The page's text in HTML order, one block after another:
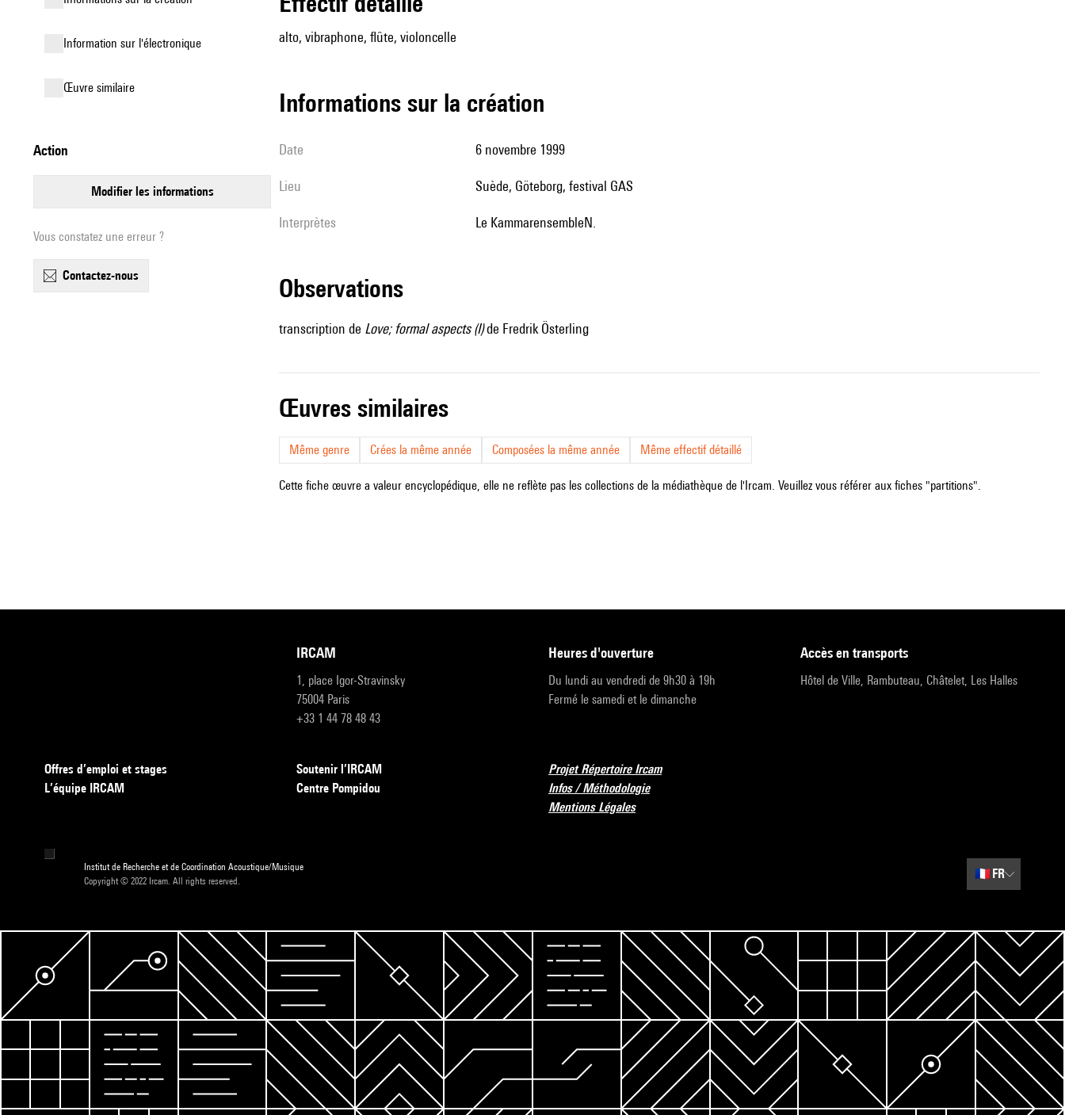
Information sur l'électronique
œuvre similaire
action
modifier les informations
Vous constatez une erreur ?
contactez-nous
alto, vibraphone, flûte, violoncelle
informations sur la création
date 6 novembre 1999
lieu Suède, Göteborg, festival GAS
interprètes le KammarensembleN.
observations
transcription de Love; formal aspects (I)de Fredrik Österling
œuvres similaires
Même genre Crées la même année Composées la même année Même effectif détaillé
Cette fiche œuvre a valeur encyclopédique, elle ne reflète pas les collections de la médiathèque de l'Ircam. Veuillez vous référer aux fiches "partitions".
IRCAM
1, place Igor-Stravinsky
75004 Paris
+33 1 44 78 48 43
heures d'ouverture
Du lundi au vendredi de 9h30 à 19h
Fermé le samedi et le dimanche
accès en transports
Hôtel de Ville, Rambuteau, Châtelet, Les Halles
Offres d’emploi et stages
L’équipe IRCAM
Soutenir l’IRCAM
Centre Pompidou
Projet Répertoire Ircam
Infos / Méthodologie
Mentions Légales
Institut de Recherche et de Coordination Acoustique/Musique
Copyright © 2022 Ircam. All rights reserved.
🇫🇷 FR